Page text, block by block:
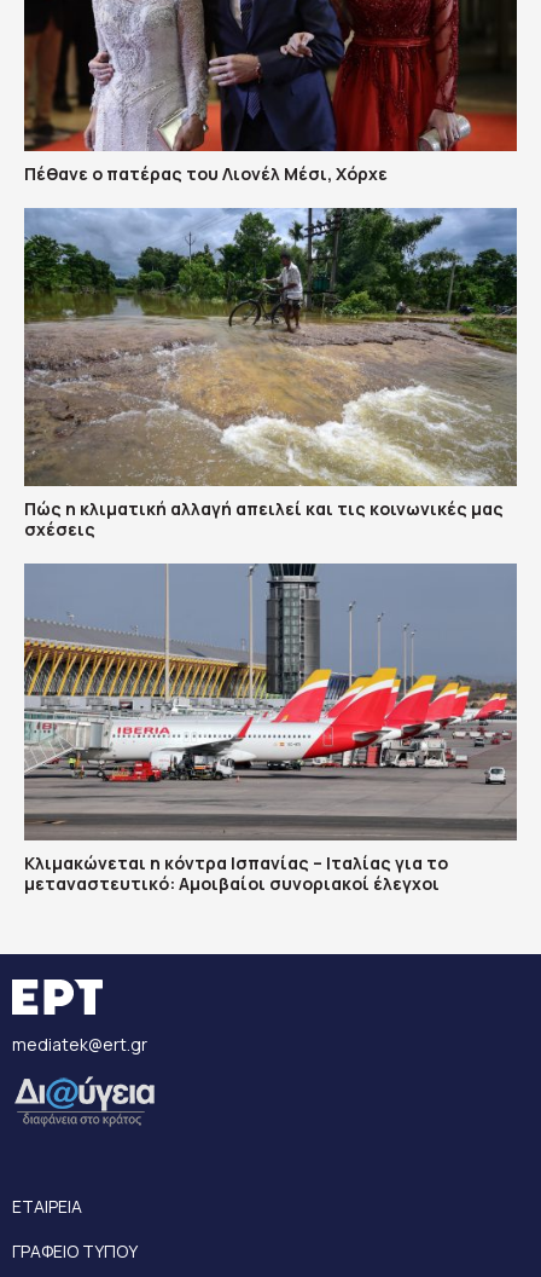
Πέθανε ο πατέρας του Λιονέλ Μέσι, Χόρχε
Πώς η κλιματική αλλαγή απειλεί και τις κοινωνικές μας
σχέσεις
Κλιμακώνεται η κόντρα Ισπανίας – Ιταλίας για το
μεταναστευτικό: Αμοιβαίοι συνοριακοί έλεγχοι
mediatek@ert.gr
ΕΤΑΙΡΕΙΑ
ΓΡΑΦΕΙΟ ΤΥΠΟΥ